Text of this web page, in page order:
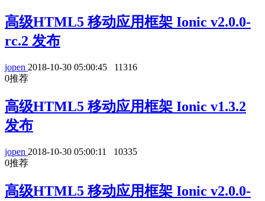
高级HTML5 移动应用框架 Ionic v2.0.0-
rc.2 发布
jopen 2018-10-30 05:00:45
11316
0推荐
高级HTML5 移动应用框架 Ionic v1.3.2
发布
jopen 2018-10-30 05:00:11
10335
0推荐
高级HTML5 移动应用框架 Ionic v2.0.0-